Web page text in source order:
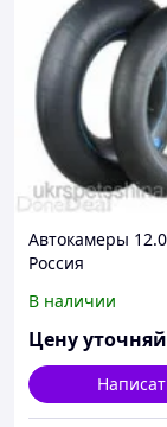
Автокамеры
Россия
В наличии
Цену